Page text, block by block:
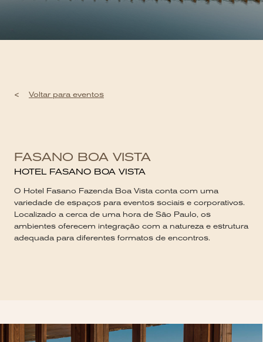
< Voltar para eventos
FASANO BOA VISTA
HOTEL FASANO BOA VISTA
O Hotel Fasano Fazenda Boa Vista conta com uma
variedade de espaços para eventos sociais e corporativos.
Localizado a cerca de uma hora de São Paulo, os
ambientes oferecem integração com a natureza e estrutura
adequada para diferentes formatos de encontros.